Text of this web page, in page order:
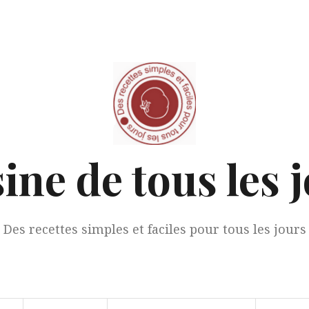
de tous les
Des recettes simples et faciles pour tous les jours